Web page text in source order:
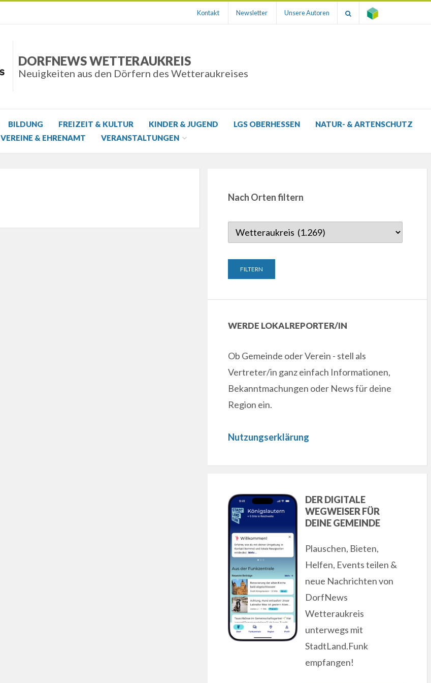
Kontakt Newsletter Unsere Autoren
DORFNEWS WETTERAUKREIS
Neuigkeiten aus den Dörfern des Wetteraukreises
BILDUNG FREIZEIT & KULTUR KINDER & JUGEND LGS OBERHESSEN
NATUR- & ARTENSCHUTZ
VEREINE & EHRENAMT
VERANSTALTUNGEN
Nach Orten filtern
WERDE LOKALREPORTER/IN
Ob Gemeinde oder Verein - stell als
Vertreter/in ganz einfach Informationen,
Bekanntmachungen oder News für deine
Region ein.
Nutzungserklärung
DER DIGITALE
WEGWEISER FÜR
DEINE GEMEINDE
Plauschen, Bieten,
Helfen, Events teilen &
neue Nachrichten von
DorfNews
Wetteraukreis
unterwegs mit
StadtLand.Funk
empfangen!